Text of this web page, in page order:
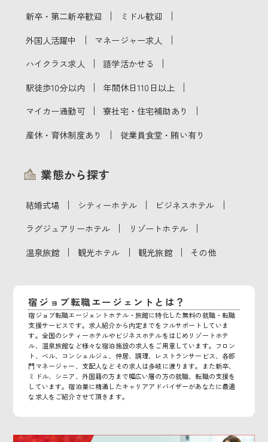
新卒・第二新卒歓迎 ｜ ミドル歓迎 ｜
外国人活躍中 ｜ マネージャー求人 ｜
ハイクラス求人 ｜ 語学活かせる ｜
駅徒歩10分以内 ｜ 年間休日110日以上 ｜
マイカー通勤可 ｜ 寮社宅・住宅補助あり ｜
産休・育休制度あり ｜ 従業員食堂・賄い有り
業態から探す
結婚式場 ｜ シティーホテル ｜ ビジネスホテル ｜
ラグジュアリーホテル ｜ リゾートホテル ｜
温泉旅館 ｜ 観光ホテル ｜ 観光旅館 ｜ その他
宿ジョブ転職エージェントとは？
宿ジョブ転職エージェントホテル・旅館に特化した無料の就職・転職
支援サービスです。求人紹介から内定までをフルサポートしていま
す。全国のシティーホテルやビジネスホテルをはじめリゾートホテ
ル、温泉旅館など様々な宿泊施設の求人をご用意しています。フロン
ト、ベル、コンシェルジュ、仲居、調理、レストランサービス、各部
門マネージャー、支配人などその求人は多岐に渡ります。また新卒、
ミドル、シニア、外国籍の方まで幅広い層の方の就職、転職の支援を
しています。宿泊業に精通したキャリアアドバイザーがあなたに最適
な求人をご紹介させて頂きます。